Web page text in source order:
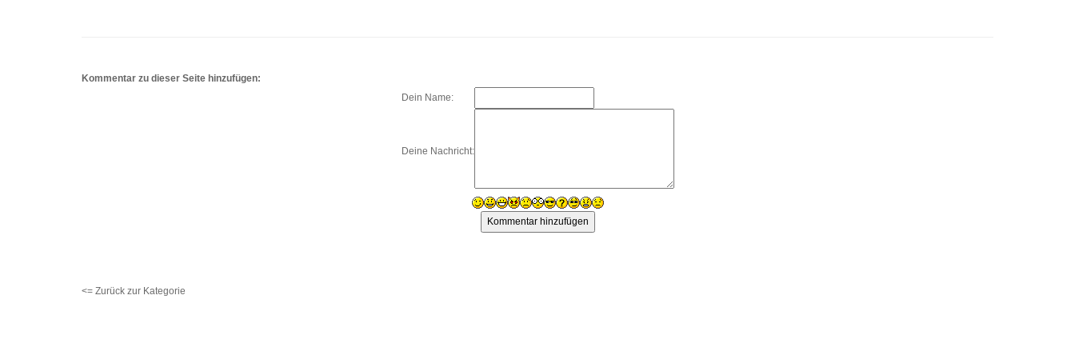
Kommentar zu dieser Seite hinzufügen:
Dein Name:
Deine Nachricht:
<= Zurück zur Kategorie